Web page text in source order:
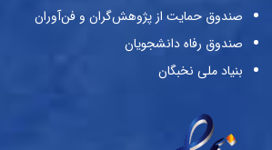
صندوق حمایت از پژوهش‌گران و فن‌آوران
صندوق رفاه دانشجویان
بنیاد ملی نخبگان